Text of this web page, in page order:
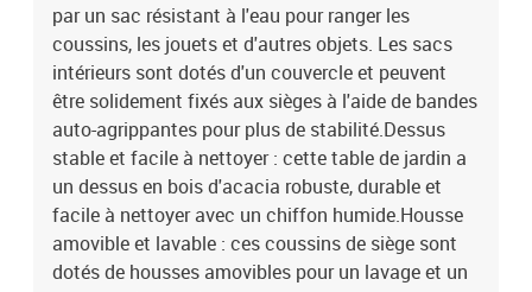
table de jardin6 x coussin de dossier5 x coussin de siège avec
housse amovible et lavable
par un sac résistant à l'eau pour ranger les
coussins, les jouets et d'autres objets. Les sacs
intérieurs sont dotés d'un couvercle et peuvent
être solidement fixés aux sièges à l'aide de bandes
auto-agrippantes pour plus de stabilité.Dessus
stable et facile à nettoyer : cette table de jardin a
un dessus en bois d'acacia robuste, durable et
facile à nettoyer avec un chiffon humide.Housse
amovible et lavable : ces coussins de siège sont
dotés de housses amovibles pour un lavage et un